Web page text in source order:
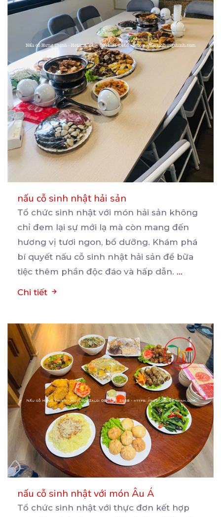
nấu cỗ sinh nhật hải sản
Tổ chức sinh nhật với món hải sản không
chỉ đem lại sự mới lạ mà còn mang đến
hương vị tươi ngon, bổ dưỡng. Khám phá
bí quyết nấu cỗ sinh nhật hải sản để bữa
tiệc thêm phần độc đáo và hấp dẫn. ...
Chi tiết
nấu cỗ sinh nhật với món Âu Á
Tổ chức sinh nhật với thực đơn kết hợp